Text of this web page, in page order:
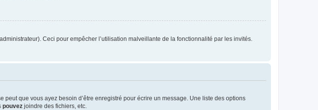
Ceci pour empêcher l’utilisation malveillante de la fonctionnalité par les invités.
que vous ayez besoin d’être enregistré pour écrire un message. Une liste des options
pouvez joindre des fichiers, etc.